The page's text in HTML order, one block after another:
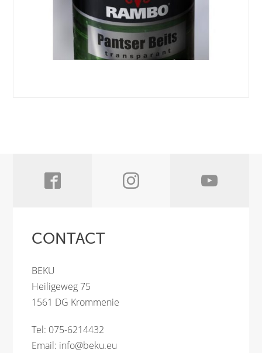
CONTACT
BEKU
Heiligeweg 75
1561 DG Krommenie
Tel: 075-6214432
Email: info@beku.eu